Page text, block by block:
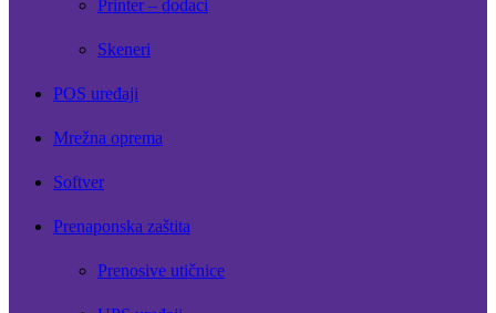
Printer – dodaci
Skeneri
POS uređaji
Mrežna oprema
Softver
Prenaponska zaštita
Prenosive utičnice